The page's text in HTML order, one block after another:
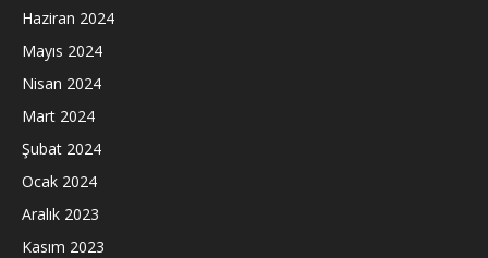
Haziran 2024
Mayıs 2024
Nisan 2024
Mart 2024
Şubat 2024
Ocak 2024
Aralık 2023
Kasım 2023